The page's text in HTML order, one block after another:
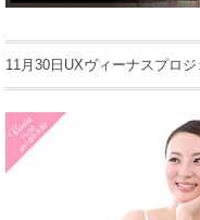
11月30日UXヴィーナスプロジ